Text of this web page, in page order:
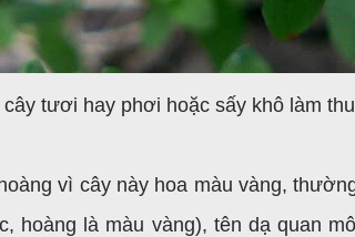
cây tươi hay phơi hoặc sấy khô làm
vì cây này hoa màu vàng,
hoàng là màu vàng), tên dạ quan